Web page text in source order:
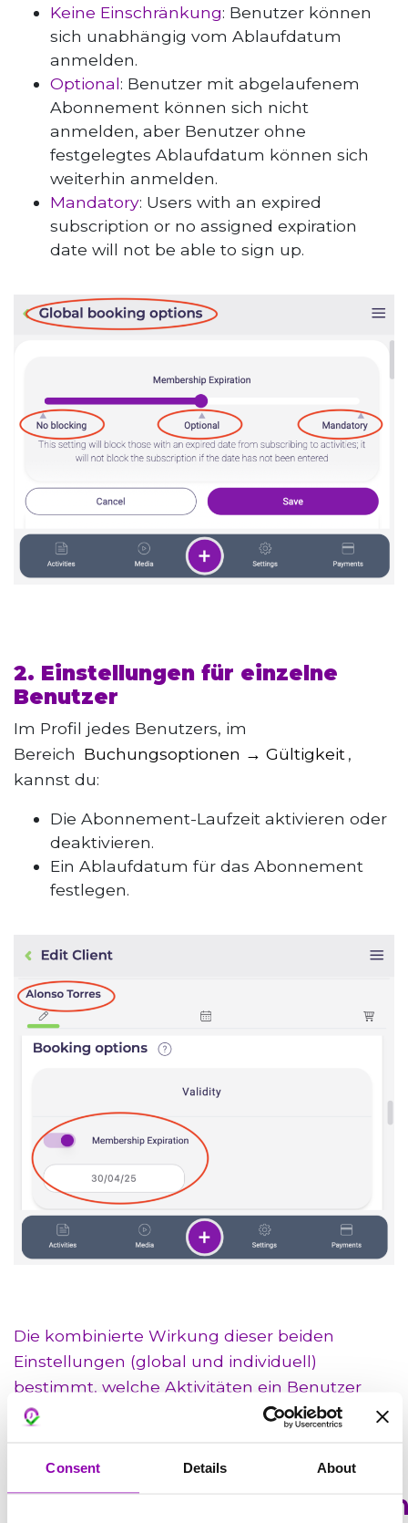
Consent Details About
Keine Einschränkung: Benutzer können
sich unabhängig vom Ablaufdatum
anmelden.
Optional: Benutzer mit abgelaufenem
Abonnement können sich nicht
anmelden, aber Benutzer ohne
festgelegtes Ablaufdatum können sich
weiterhin anmelden.
Mandatory: Users with an expired
subscription or no assigned expiration
date will not be able to sign up.
2. Einstellungen für einzelne
Benutzer
Im Profil jedes Benutzers, im
Bereich Buchungsoptionen → Gültigkeit ,
kannst du:
Die Abonnement-Laufzeit aktivieren oder
deaktivieren.
Ein Ablaufdatum für das Abonnement
festlegen.
Die kombinierte Wirkung dieser beiden
Einstellungen (global und individuell)
bestimmt, welche Aktivitäten ein Benutzer
buchen darf.